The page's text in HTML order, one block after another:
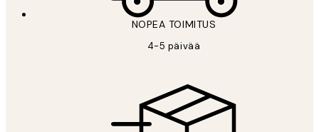
NOPEA TOIMITUS
4-5 päivää